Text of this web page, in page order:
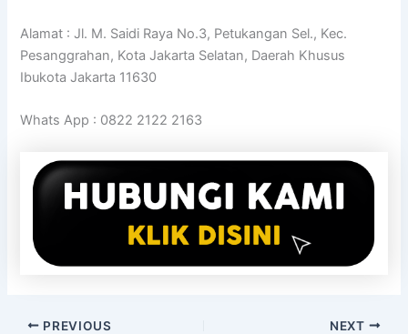
Alamat : Jl. M. Saidi Raya No.3, Petukangan Sel., Kec.
Pesanggrahan, Kota Jakarta Selatan, Daerah Khusus
Ibukota Jakarta 11630
Whats App : 0822 2122 2163
PREVIOUS NEXT